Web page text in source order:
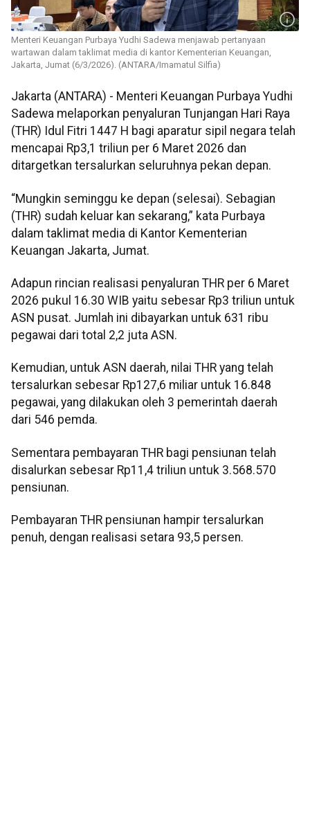
Menteri Keuangan Purbaya Yudhi Sadewa menjawab pertanyaan
wartawan dalam taklimat media di kantor Kementerian Keuangan,
Jakarta, Jumat (6/3/2026). (ANTARA/Imamatul Silfia)
Jakarta (ANTARA) - Menteri Keuangan Purbaya Yudhi
Sadewa melaporkan penyaluran Tunjangan Hari Raya
(THR) Idul Fitri 1447 H bagi aparatur sipil negara telah
mencapai Rp3,1 triliun per 6 Maret 2026 dan
ditargetkan tersalurkan seluruhnya pekan depan.
“Mungkin seminggu ke depan (selesai). Sebagian
(THR) sudah keluar kan sekarang,” kata Purbaya
dalam taklimat media di Kantor Kementerian
Keuangan Jakarta, Jumat.
Adapun rincian realisasi penyaluran THR per 6 Maret
2026 pukul 16.30 WIB yaitu sebesar Rp3 triliun untuk
ASN pusat. Jumlah ini dibayarkan untuk 631 ribu
pegawai dari total 2,2 juta ASN.
Kemudian, untuk ASN daerah, nilai THR yang telah
tersalurkan sebesar Rp127,6 miliar untuk 16.848
pegawai, yang dilakukan oleh 3 pemerintah daerah
dari 546 pemda.
Sementara pembayaran THR bagi pensiunan telah
disalurkan sebesar Rp11,4 triliun untuk 3.568.570
pensiunan.
Pembayaran THR pensiunan hampir tersalurkan
penuh, dengan realisasi setara 93,5 persen.